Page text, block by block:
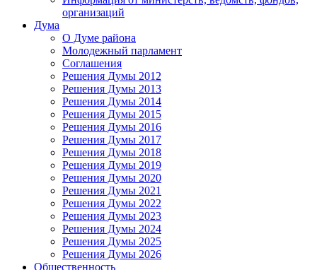
организаций
Дума
О Думе района
Молодежный парламент
Соглашения
Решения Думы 2012
Решения Думы 2013
Решения Думы 2014
Решения Думы 2015
Решения Думы 2016
Решения Думы 2017
Решения Думы 2018
Решения Думы 2019
Решения Думы 2020
Решения Думы 2021
Решения Думы 2022
Решения Думы 2023
Решения Думы 2024
Решения Думы 2025
Решения Думы 2026
Общественность